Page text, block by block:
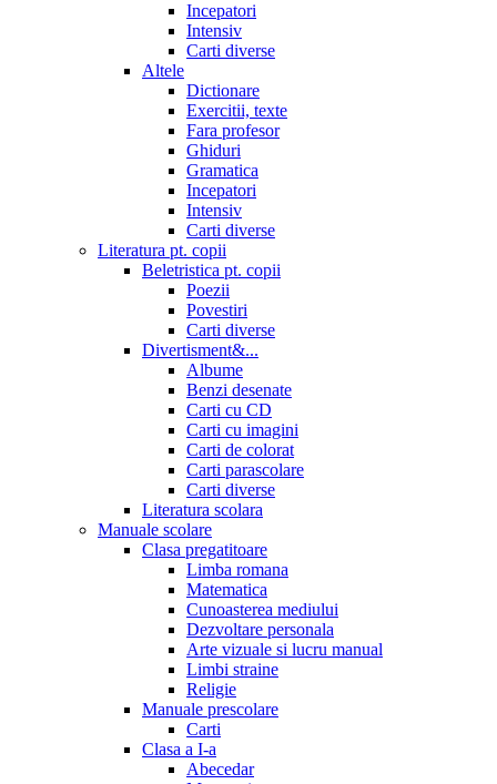
Incepatori
Intensiv
Carti diverse
Altele
Dictionare
Exercitii, texte
Fara profesor
Ghiduri
Gramatica
Incepatori
Intensiv
Carti diverse
Literatura pt. copii
Beletristica pt. copii
Poezii
Povestiri
Carti diverse
Divertisment&...
Albume
Benzi desenate
Carti cu CD
Carti cu imagini
Carti de colorat
Carti parascolare
Carti diverse
Literatura scolara
Manuale scolare
Clasa pregatitoare
Limba romana
Matematica
Cunoasterea mediului
Dezvoltare personala
Arte vizuale si lucru manual
Limbi straine
Religie
Manuale prescolare
Carti
Clasa a I-a
Abecedar